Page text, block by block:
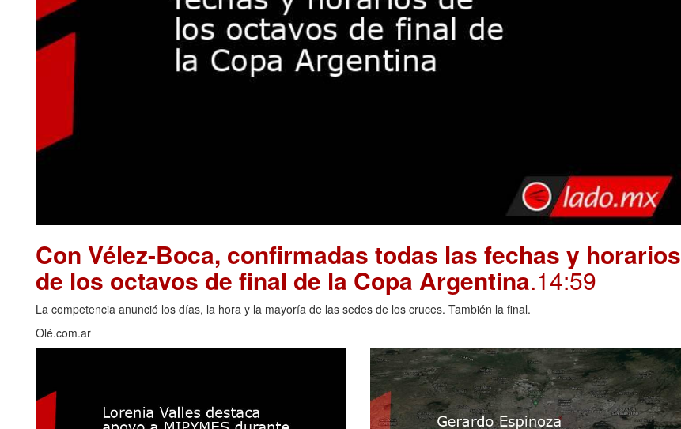
Con Vélez-Boca, confirmadas todas las fechas y horarios
de los octavos de final de la Copa Argentina.14:59
La competencia anunció los días, la hora y la mayoría de las sedes de los cruces. También la final.
Olé.com.ar